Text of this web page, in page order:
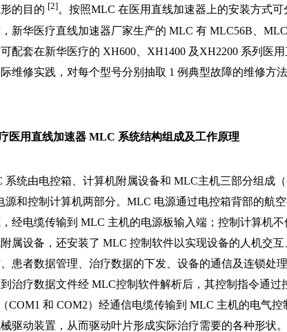
的目的 [2]。按照MLC 在医用直线加速器上的安装方式
新华医疗直线加速器厂家生产的 MLC 有 MLC56B、
配套在新华医疗的 XH600、XH1400 及XH2200 系列医
维修实践，对每个型号分别抽取 1 例典型故障的维修方
医用直线加速器 MLC 系统结构组成及工作原理
系统由电控箱、计算机附属设备和 MLC主机三部分组成
源和控制计算机两部分。MLC 电源通过电控箱背部的航
经电缆传输到 MLC 主机的电源板输入端；控制计算机
属设备，还安装了 MLC 控制软件以实现设备的人机交
患者数据管理、治疗数据的下发、设备的通信及连锁处
治疗数据文件经 MLC控制软件解析后，其控制指令通过
COM1 和 COM2）经通信电缆传输到 MLC 主机的电气
驱动装置，从而驱动叶片形成实际治疗需要的各种形状